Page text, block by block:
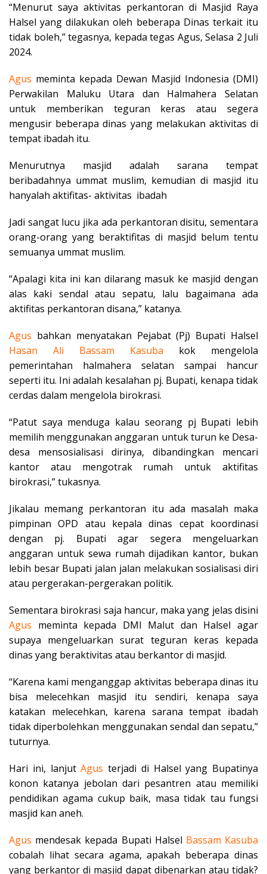
“Menurut saya aktivitas perkantoran di Masjid Raya
Halsel yang dilakukan oleh beberapa Dinas terkait itu
tidak boleh,” tegasnya, kepada tegas Agus, Selasa 2 Juli
2024.
Agus meminta kepada Dewan Masjid Indonesia (DMI)
Perwakilan Maluku Utara dan Halmahera Selatan
untuk memberikan teguran keras atau segera
mengusir beberapa dinas yang melakukan aktivitas di
tempat ibadah itu.
Menurutnya masjid adalah sarana tempat
beribadahnya ummat muslim, kemudian di masjid itu
hanyalah aktifitas- aktivitas ibadah
Jadi sangat lucu jika ada perkantoran disitu, sementara
orang-orang yang beraktifitas di masjid belum tentu
semuanya ummat muslim.
“Apalagi kita ini kan dilarang masuk ke masjid dengan
alas kaki sendal atau sepatu, lalu bagaimana ada
aktifitas perkantoran disana,” katanya.
Agus bahkan menyatakan Pejabat (Pj) Bupati Halsel
Hasan Ali Bassam
Kasuba kok mengelola
pemerintahan halmahera selatan sampai hancur
seperti itu. Ini adalah kesalahan pj. Bupati, kenapa tidak
cerdas dalam mengelola birokrasi.
“Patut saya menduga kalau seorang pj Bupati lebih
memilih menggunakan anggaran untuk turun ke Desa-
desa mensosialisasi dirinya, dibandingkan mencari
kantor atau mengotrak rumah untuk aktifitas
birokrasi,” tukasnya.
Jikalau memang perkantoran itu ada masalah maka
pimpinan OPD atau kepala dinas cepat koordinasi
dengan pj. Bupati agar segera mengeluarkan
anggaran untuk sewa rumah dijadikan kantor, bukan
lebih besar Bupati jalan jalan melakukan sosialisasi diri
atau pergerakan-pergerakan politik.
Sementara birokrasi saja hancur, maka yang jelas disini
Agus meminta kepada DMI Malut dan Halsel agar
supaya mengeluarkan surat teguran keras kepada
dinas yang beraktivitas atau berkantor di masjid.
“Karena kami menganggap aktivitas beberapa dinas itu
bisa melecehkan masjid itu sendiri, kenapa saya
katakan melecehkan, karena sarana tempat ibadah
tidak diperbolehkan menggunakan sendal dan sepatu,”
tuturnya.
Hari ini, lanjutAgus terjadi di Halsel yang Bupatinya
konon katanya jebolan dari pesantren atau memiliki
pendidikan agama cukup baik, masa tidak tau fungsi
masjid kan aneh.
Agus mendesak kepada Bupati Halsel Bassam Kasuba
cobalah lihat secara agama, apakah beberapa dinas
yang berkantor di masjid dapat dibenarkan atau tidak?